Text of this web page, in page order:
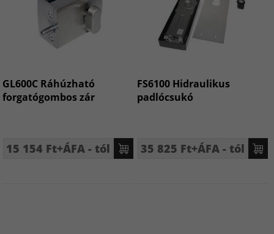
GL600C Ráhúzható
forgatógombos zár
15 154 Ft+ÁFA - tól
FS6100 Hidraulikus
padlócsukó
35 825 Ft+ÁFA - tól